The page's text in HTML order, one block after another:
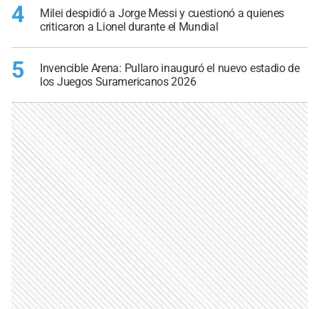
4
Milei despidió a Jorge Messi y cuestionó a quienes
criticaron a Lionel durante el Mundial
5
Invencible Arena: Pullaro inauguró el nuevo estadio de
los Juegos Suramericanos 2026